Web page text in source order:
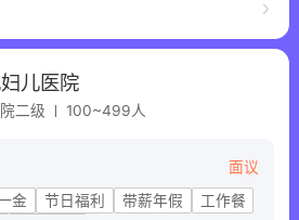
儿医院
二级 100~499人
面议
金 节日福利 带薪年假
工作餐